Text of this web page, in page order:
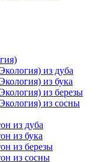
из дуба
из бука
из березы
из сосны
из дуба
из бука
из березы
из сосны